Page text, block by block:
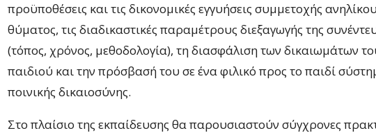
προϋποθέσεις και τις δικονομικές εγγυήσεις συμμετοχής ανηλίκου
θύματος, τις διαδικαστικές παραμέτρους διεξαγωγής της
(τόπος, χρόνος, μεθοδολογία), τη διασφάλιση των δικαιωμάτων
παιδιού και την πρόσβασή του σε ένα φιλικό προς το παιδί
ποινικής δικαιοσύνης.
Στο πλαίσιο της εκπαίδευσης θα παρουσιαστούν σύγχρονες